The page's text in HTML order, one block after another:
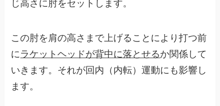
じ高さに肘をセットします。
この肘を肩の高さまで上げることにより打つ前
にラケットヘッドが背中に落とせるか関係して
いきます。それが回内（内転）運動にも影響し
ます。